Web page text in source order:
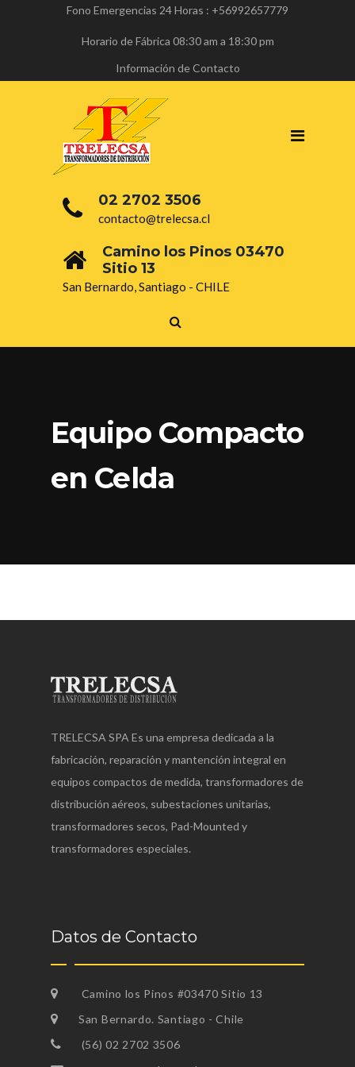
Fono Emergencias 24 Horas : +56992657779
Horario de Fábrica 08:30 am a 18:30 pm
Información de Contacto
02 2702 3506
contacto@trelecsa.cl
Camino los Pinos 03470
Sitio 13
San Bernardo, Santiago - CHILE
Equipo Compacto
en Celda
TRELECSA SPA Es una empresa dedicada a la
fabricación, reparación y mantención integral en
equipos compactos de medida, transformadores de
distribución aéreos, subestaciones unitarias,
transformadores secos, Pad-Mounted y
transformadores especiales.
Datos de Contacto
Camino los Pinos #03470 Sitio 13
San Bernardo. Santiago - Chile
(56) 02 2702 3506